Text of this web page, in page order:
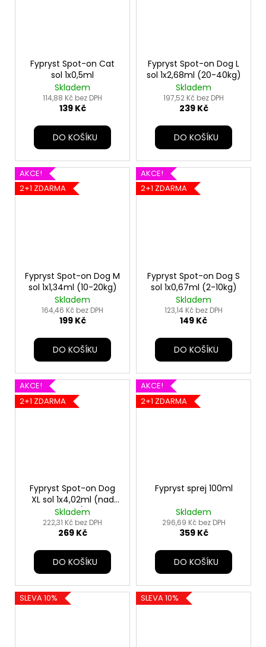
Fypryst Spot-on Cat
sol 1x0,5ml
Skladem
114,88 Kč bez DPH
139 Kč
DO KOŠÍKU
Fypryst Spot-on Dog L
sol 1x2,68ml (20-40kg)
Skladem
197,52 Kč bez DPH
239 Kč
DO KOŠÍKU
AKCE!
2+1 ZDARMA
Fypryst Spot-on Dog M
sol 1x1,34ml (10-20kg)
Skladem
164,46 Kč bez DPH
199 Kč
DO KOŠÍKU
AKCE!
2+1 ZDARMA
Fypryst Spot-on Dog S
sol 1x0,67ml (2-10kg)
Skladem
123,14 Kč bez DPH
149 Kč
DO KOŠÍKU
AKCE!
2+1 ZDARMA
Fypryst Spot-on Dog
XL sol 1x4,02ml (nad
40kg)
Skladem
222,31 Kč bez DPH
269 Kč
DO KOŠÍKU
AKCE!
2+1 ZDARMA
Fypryst sprej 100ml
Skladem
296,69 Kč bez DPH
359 Kč
DO KOŠÍKU
SLEVA 10% SLEVA 10%